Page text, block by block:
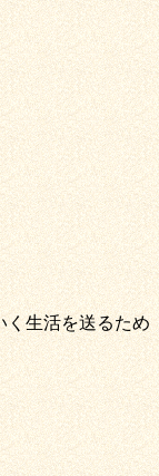
く生活を送るため